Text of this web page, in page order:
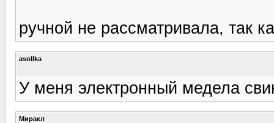
ручной не рассматривала, так
asollka
У меня электронный медела
Миракл